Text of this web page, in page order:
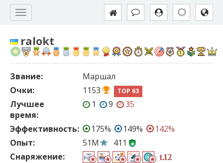
ralokt
Звание:
Маршал
Очки:
1153 TOP 63
Лучшее
время:
1 9 35
Эффективность: 175% 149%
142%
Опыт:
51M
411
Снаряжение:
L12